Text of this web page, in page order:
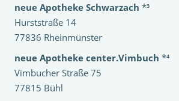
neue Apotheke Schwarzach *³
Hurststraße 14
77836 Rheinmünster
neue Apotheke center.Vimbuch *⁴
Vimbucher Straße 75
77815 Bühl